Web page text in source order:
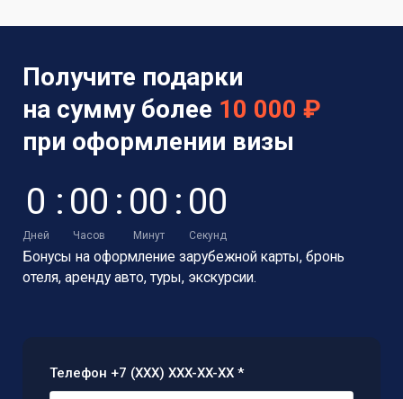
Получите подарки
на сумму более 10 000 ₽
при оформлении визы
0
Дней
: 00
Часов
: 00
Минут
: 00
Секунд
Бонусы на оформление зарубежной карты, бронь
отеля, аренду авто, туры, экскурсии.
Телефон +7 (XXX) XXX-XX-XX *